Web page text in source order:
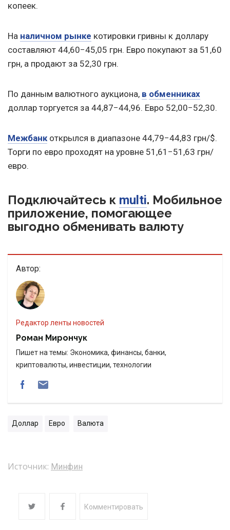
копеек.
На наличном рынке котировки гривны к доллару
составляют 44,60−45,05 грн. Евро покупают за 51,60
грн, а продают за 52,30 грн.
По данным валютного аукциона, в обменниках
доллар торгуется за 44,87−44,96. Евро 52,00−52,30.
Межбанкоткрылся в диапазоне 44,79−44,83 грн/$.
Торги по евро проходят на уровне 51,61−51,63 грн/
евро.
Подключайтесь к multi. Мобильное
приложение, помогающее
выгодно обменивать валюту
Автор:
Редактор ленты новостей
Роман Мирончук
Пишет на темы: Экономика, финансы, банки,
криптовалюты, инвестиции, технологии
Доллар Евро Валюта
Источник: Минфин
Комментировать